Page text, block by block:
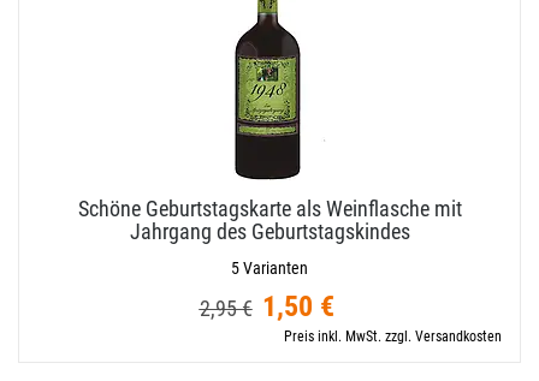
Schöne Geburtstagskarte als Weinflasche mit
Jahrgang des Geburtstagskindes
5 Varianten
2,95 € 1,50 €
Preis inkl. MwSt. zzgl. Versandkosten